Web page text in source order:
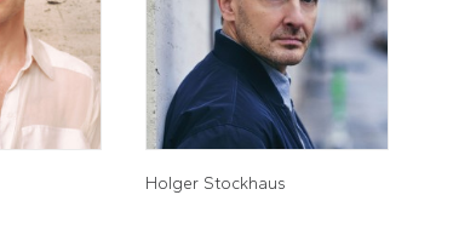
Holger Stockhaus